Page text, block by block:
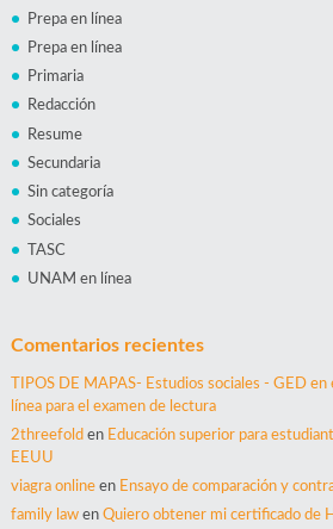
Prepa en línea
Prepa en línea
Primaria
Redacción
Resume
Secundaria
Sin categoría
Sociales
TASC
UNAM en línea
Comentarios recientes
TIPOS DE MAPAS- Estudios sociales - GED en
línea para el examen de lectura
2threefold en Educación superior para
EEUU
viagra onlineen Ensayo de comparación y
family lawen Quiero obtener mi certificado de